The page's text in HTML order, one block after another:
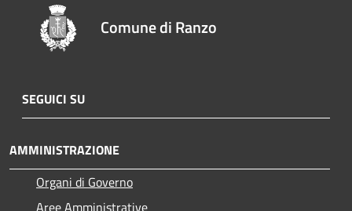
Comune di Ranzo
SEGUICI SU
AMMINISTRAZIONE
Organi di Governo
Aree Amministrative